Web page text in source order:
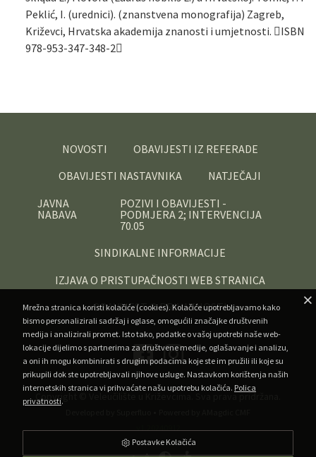
Peklić, I. (urednici). (znanstvena monografija) Zagreb,
Križevci, Hrvatska akademija znanosti i umjetnosti. ISBN
978-953-347-348-2
NOVOSTI
OBAVIJESTI IZ REFERADE
OBAVIJESTI NASTAVNIKA
NATJEČAJI
JAVNA
NABAVA
POZIVI I OBAVIJESTI -
PODMJERA 2; INTERVENCIJA
70.05
SINDIKALNE INFORMACIJE
IZJAVA O PRISTUPAČNOSTI WEB STRANICA
OBAVIJEST O PRIVATNOSTI
Copyright ©
v1.20240912
Mrežna stranica koristi kolačiće (cookies). Kolačiće upotrebljavamo kako
bismo personalizirali sadržaj i oglase, omogućili značajke društvenih
medija i analizirali promet. Isto tako, podatke o vašoj upotrebi naše web-
lokacije dijelimo s partnerima za društvene medije, oglašavanje i analizu,
a oni ih mogu kombinirati s drugim podacima koje ste im pružili ili koje su
prikupili dok ste upotrebljavali njihove usluge. Nastavkom korištenja naših
internetskih stranica vi prihvaćate našu upotrebu kolačića. Polica
privatnosti.
Postavke Kolačića